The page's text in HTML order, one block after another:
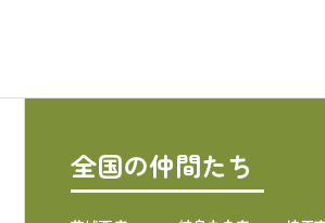
全国の仲間たち